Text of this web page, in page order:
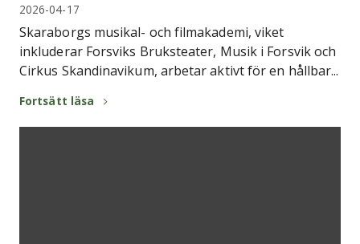
2026-04-17
Skaraborgs musikal- och filmakademi, viket
inkluderar Forsviks Bruksteater, Musik i Forsvik och
Cirkus Skandinavikum, arbetar aktivt för en hållbar...
Fortsätt läsa